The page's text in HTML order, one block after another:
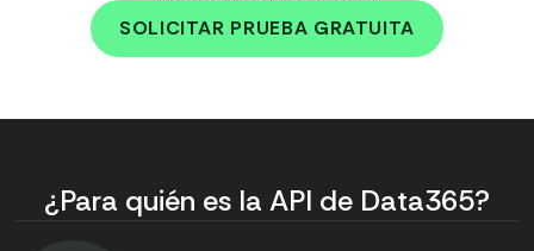
SOLICITAR PRUEBA GRATUITA
¿Para quién es la API de Data365?